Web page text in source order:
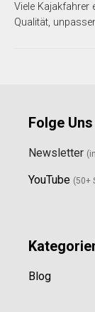
Viele Kajakfahrer
Qualität,
Folge Uns
Newsletter
YouTube (50+
Blog